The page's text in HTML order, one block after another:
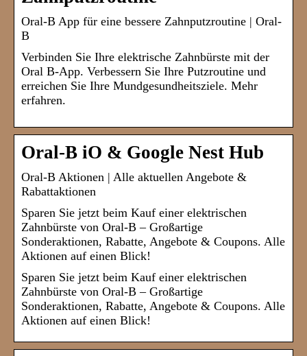
Oral-B App für eine bessere Zahnputzroutine | Oral-
B
Verbinden Sie Ihre elektrische Zahnbürste mit der
Oral B-App. Verbessern Sie Ihre Putzroutine und
erreichen Sie Ihre Mundgesundheitsziele. Mehr
erfahren.
Oral-B iO & Google Nest Hub
Oral-B Aktionen | Alle aktuellen Angebote &
Rabattaktionen
Sparen Sie jetzt beim Kauf einer elektrischen
Zahnbürste von Oral-B – Großartige
Sonderaktionen, Rabatte, Angebote & Coupons. Alle
Aktionen auf einen Blick!
Sparen Sie jetzt beim Kauf einer elektrischen
Zahnbürste von Oral-B – Großartige
Sonderaktionen, Rabatte, Angebote & Coupons. Alle
Aktionen auf einen Blick!